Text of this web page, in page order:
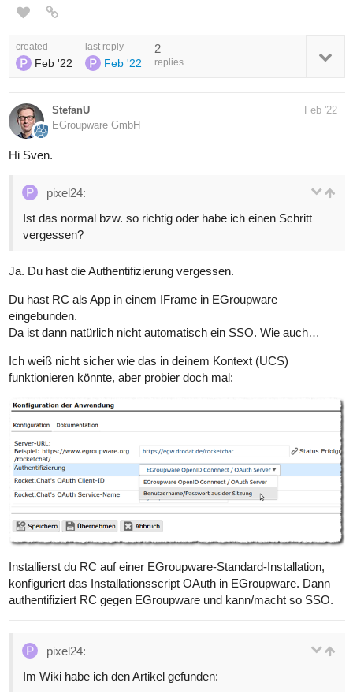
created
Feb '22
last reply
Feb '22
2
replies
StefanU
EGroupware GmbH
Feb '22
Hi Sven.
pixel24:
Ist das normal bzw. so richtig oder habe ich einen Schritt
vergessen?
Ja. Du hast die Authentifizierung vergessen.
Du hast RC als App in einem IFrame in EGroupware
eingebunden.
Da ist dann natürlich nicht automatisch ein SSO. Wie auch…
Ich weiß nicht sicher wie das in deinem Kontext (UCS)
funktionieren könnte, aber probier doch mal:
Installierst du RC auf einer EGroupware-Standard-Installation,
konfiguriert das Installationsscript OAuth in EGroupware. Dann
authentifiziert RC gegen EGroupware und kann/macht so SSO.
pixel24:
Im Wiki habe ich den Artikel gefunden: